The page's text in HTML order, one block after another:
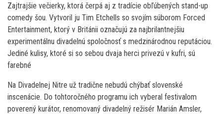
Zajtrajšie večierky, ktorá čerpá aj z tradície obľúbených stand-up
comedy šou. Vytvoril ju Tim Etchells so svojím súborom Forced
Entertainment, ktorý v Británii označujú za najbrilantnejšiu
experimentálnu divadelnú spoločnosť s medzinárodnou reputáciou.
Jediné kulisy, ktoré si so sebou dvaja herci privezú v kufri, sú
farebné
Na Divadelnej Nitre už tradične nebudú chýbať slovenské
inscenácie. Do tohtoročného programu ich vyberal festivalom
poverený kurátor, renomovaný divadelný režisér Marián Amsler,